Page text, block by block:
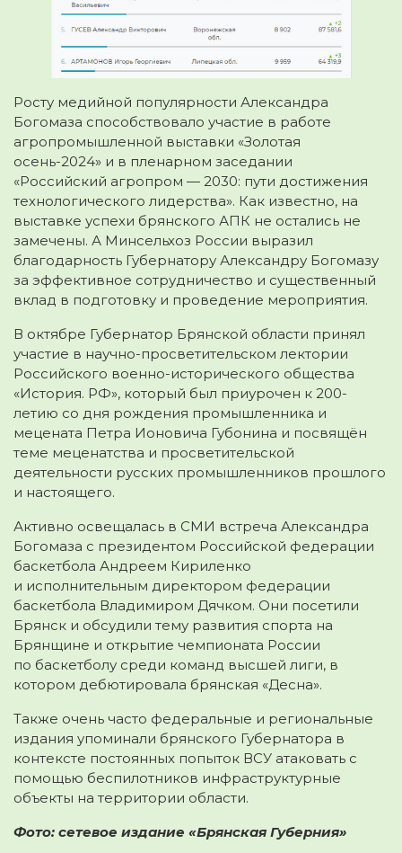
Росту медийной популярности Александра
Богомаза способствовало участие в работе
агропромышленной выставки «Золотая
осень-2024» и в пленарном заседании
«Российский агропром — 2030: пути достижения
технологического лидерства». Как известно, на
выставке успехи брянского АПК не остались не
замечены. А Минcельхоз России выразил
благодарность Губернатору Александру Богомазу
за эффективное сотрудничество и существенный
вклад в подготовку и проведение мероприятия.
В октябре Губернатор Брянской области принял
участие в научно-просветительском лектории
Российского военно-исторического общества
«История. РФ», который был приурочен к 200-
летию со дня рождения промышленника и
мецената Петра Ионовича Губонина и посвящён
теме меценатства и просветительской
деятельности русских промышленников прошлого
и настоящего.
Активно освещалась в СМИ встреча Александра
Богомаза с президентом Российской федерации
баскетбола Андреем Кириленко
и исполнительным директором федерации
баскетбола Владимиром Дячком. Они посетили
Брянск и обсудили тему развития спорта на
Брянщине и открытие чемпионата России
по баскетболу среди команд высшей лиги, в
котором дебютировала брянская «Десна».
Также очень часто федеральные и региональные
издания упоминали брянского Губернатора в
контексте постоянных попыток ВСУ атаковать с
помощью беспилотников инфраструктурные
объекты на территории области.
Фото: сетевое издание «Брянская Губерния»